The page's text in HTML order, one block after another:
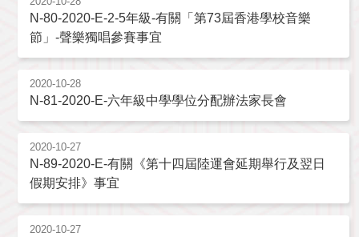
N-80-2020-E-2-5年級-有關「第73屆香港學校音樂
節」-聲樂獨唱參賽事宜
2020-10-28
N-81-2020-E-六年級中學學位分配辦法家長會
2020-10-27
N-89-2020-E-有關《第十四屆陸運會延期舉行及翌日
假期安排》事宜
2020-10-27